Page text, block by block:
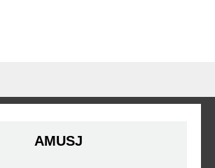
AMUSJ